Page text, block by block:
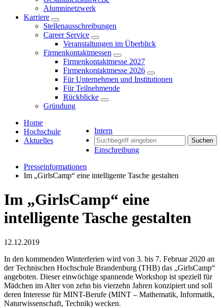
Alumninetzwerk
Karriere
Stellenausschreibungen
Career Service
Veranstaltungen im Überblick
Firmenkontaktmessen
Firmenkontaktmesse 2027
Firmenkontaktmesse 2026
Für Unternehmen und Institutionen
Für Teilnehmende
Rückblicke
Gründung
Intern
Suchen
Einschreibung
Home
Hochschule
Aktuelles
Presseinformationen
Im „GirlsCamp“ eine intelligente Tasche gestalten
Im „GirlsCamp“ eine
intelligente Tasche gestalten
12.12.2019
In den kommenden Winterferien wird von 3. bis 7. Februar 2020 an
der Technischen Hochschule Brandenburg (THB) das „GirlsCamp“
angeboten. Dieser einwöchige spannende Workshop ist speziell für
Mädchen im Alter von zehn bis vierzehn Jahren konzipiert und soll
deren Interesse für MINT-Berufe (MINT – Mathematik, Informatik,
Naturwissenschaft, Technik) wecken.